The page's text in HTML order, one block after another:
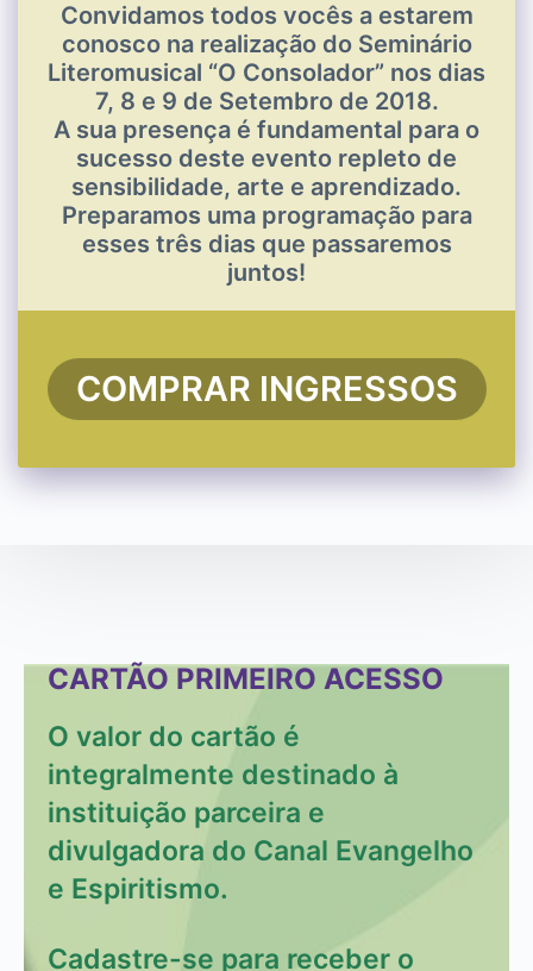
Convidamos todos vocês a estarem
conosco na realização do Seminário
Literomusical “O Consolador” nos dias
7, 8 e 9 de Setembro de 2018.
A sua presença é fundamental para o
sucesso deste evento repleto de
sensibilidade, arte e aprendizado.
Preparamos uma programação para
esses três dias que passaremos
juntos!
COMPRAR INGRESSOS
CARTÃO PRIMEIRO ACESSO
O valor do cartão é
integralmente destinado à
instituição parceira e
divulgadora do Canal Evangelho
e Espiritismo.
Cadastre-se para receber o